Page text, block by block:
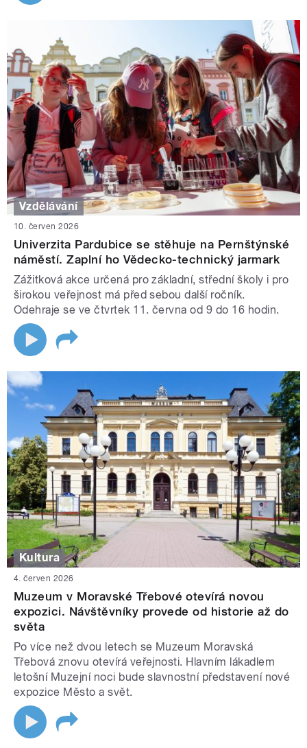
Vzdělávání
10. červen 2026
Univerzita Pardubice se stěhuje na Pernštýnské
náměstí. Zaplní ho Vědecko-technický jarmark
Zážitková akce určená pro základní, střední školy i pro
širokou veřejnost má před sebou další ročník.
Odehraje se ve čtvrtek 11. června od 9 do 16 hodin.
Kultura
4. červen 2026
Muzeum v Moravské Třebové otevírá novou
expozici. Návštěvníky provede od historie až do
světa
Po více než dvou letech se Muzeum Moravská
Třebová znovu otevírá veřejnosti. Hlavním lákadlem
letošní Muzejní noci bude slavnostní představení nové
expozice Město a svět.